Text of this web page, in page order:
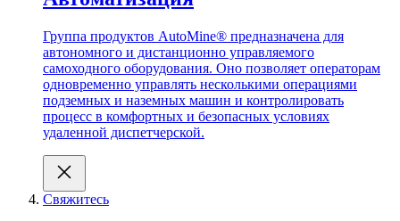
Группа продуктов AutoMine® предназначена для
автономного и дистанционно управляемого
самоходного оборудования. Оно позволяет операторам
одновременно управлять несколькими операциями
подземных и наземных машин и контролировать
процесс в комфортных и безопасных условиях
удаленной диспетчерской.
Свяжитесь